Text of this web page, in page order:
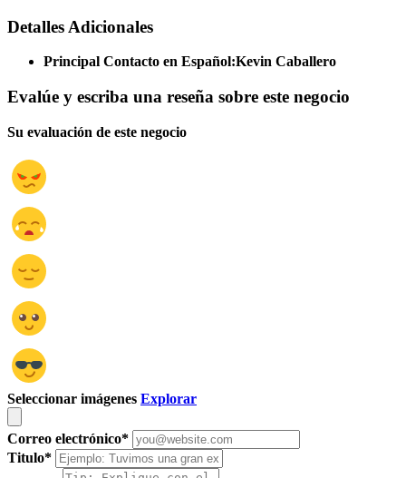
Detalles Adicionales
Principal Contacto en Español:Kevin Caballero
Evalúe y escriba una reseña sobre este negocio
Su evaluación de este negocio
Seleccionar imágenes Explorar
Correo electrónico*
Titulo*